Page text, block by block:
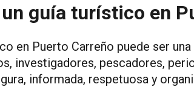
un guía turístico en
en Puerto Carreño puede ser
investigadores, pescadores,
informada, respetuosa y